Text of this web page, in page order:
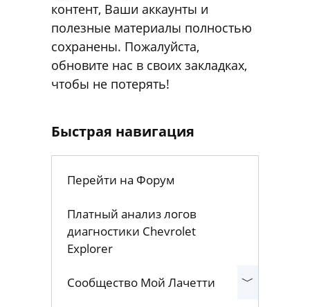
контент, Ваши аккаунты и
полезные материалы полностью
сохранены. Пожалуйста,
обновите нас в своих закладках,
чтобы не потерять!
Быстрая навигация
Перейти на Форум
Платный анализ логов
диагностики Chevrolet
Explorer
Сообщество Мой Лачетти